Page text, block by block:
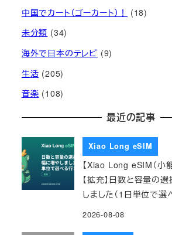
中国でカート（ゴーカート）！
(18)
未分類 (34)
海外で日本のテレビ (9)
生活 (205)
音楽 (108)
最近の記事
Xiao Long eSIM
【Xiao Long eSIM（小
【拡充】日数と容量の
しました（1日単位で選
2026-08-08